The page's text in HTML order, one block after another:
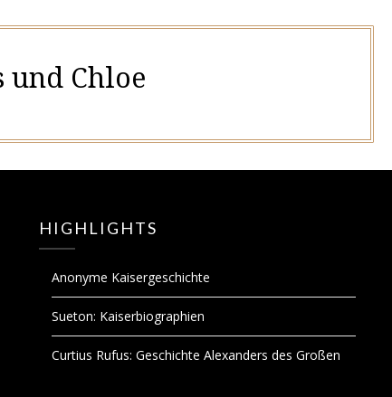
und Chloe
HIGHLIGHTS
Anonyme Kaisergeschichte
Sueton: Kaiserbiographien
Curtius Rufus: Geschichte Alexanders des Großen